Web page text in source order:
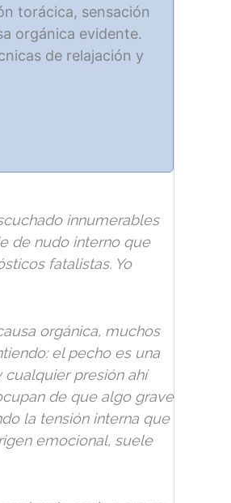
torácica, sensación
orgánica evidente.
de relajación y
innumerables
de nudo interno que
fatalistas. Yo
orgánica, muchos
el pecho es una
cualquier presión ahí
de que algo grave
la tensión interna que
emocional, suele